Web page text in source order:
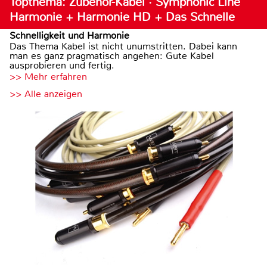
Harmonie + Harmonie HD + Das Schnelle
Schnelligkeit und Harmonie
Das Thema Kabel ist nicht unumstritten. Dabei kann
man es ganz pragmatisch angehen: Gute Kabel
ausprobieren und fertig.
>> Mehr erfahren
>> Alle anzeigen